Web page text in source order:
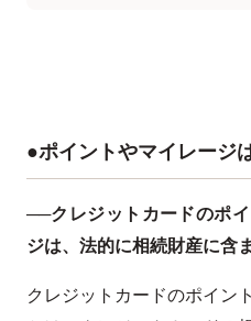
●ポイントやマイレージ
──クレジットカードのポ
ジは、法的に相続財産に含
クレジットカードのポイン